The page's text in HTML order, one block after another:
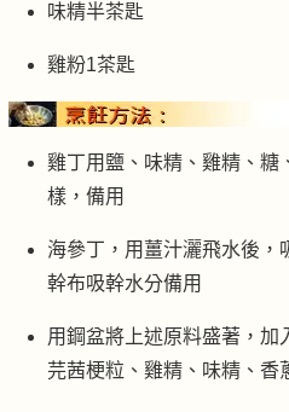
味精半茶匙
雞粉1茶匙
雞丁用鹽、味精、雞精、糖
樣，備用
海參丁，用薑汁灑飛水後，
幹布吸幹水分備用
用鋼盆將上述原料盛著，加
芫茜梗粒、雞精、味精、香